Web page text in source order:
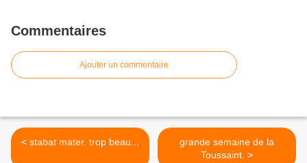
Commentaires
Ajouter un commentaire
< stabat mater. trop beau...
grande semaine de la
Toussaint. >